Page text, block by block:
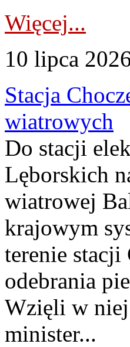
Więcej...
10 lipca
Stacja
wiatrowych
Do stacji
Lęborskich
wiatrowej
krajowym
terenie stacji
odebrania
Wzięli w niej
minister...